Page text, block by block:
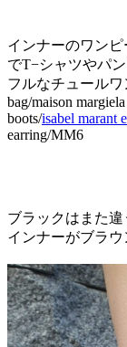
インナーのワン
でT−シャツやパ
フルなチュールワ
bag/maison margiela
boots/isabel marant
earring/MM6
ブラックはまた違
インナーがブラ